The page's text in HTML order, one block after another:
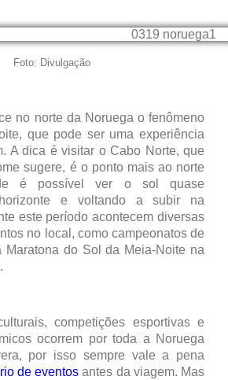
Foto: Divulgação
no norte da Noruega o fenômeno
que pode ser uma experiência
A dica é visitar o Cabo Norte, que
sugere, é o ponto mais ao norte
é possível ver o sol quase
e voltando a subir na
este período acontecem diversas
no local, como campeonatos de
Maratona do Sol da Meia-Noite na
competições esportivas e
ocorrem por toda a Noruega
por isso sempre vale a pena
de eventos antes da viagem. Mas